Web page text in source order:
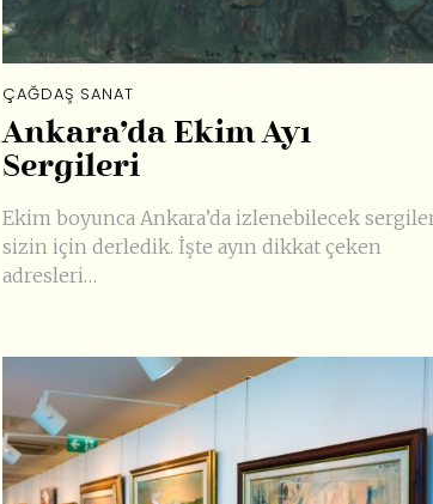
ÇAĞDAŞ SANAT
Ankara’da Ekim Ayı
Sergileri
Ekim boyunca Ankara’da izlenebilecek
sizin için derledik. İşte ayın dikkat çeken
adresleri…